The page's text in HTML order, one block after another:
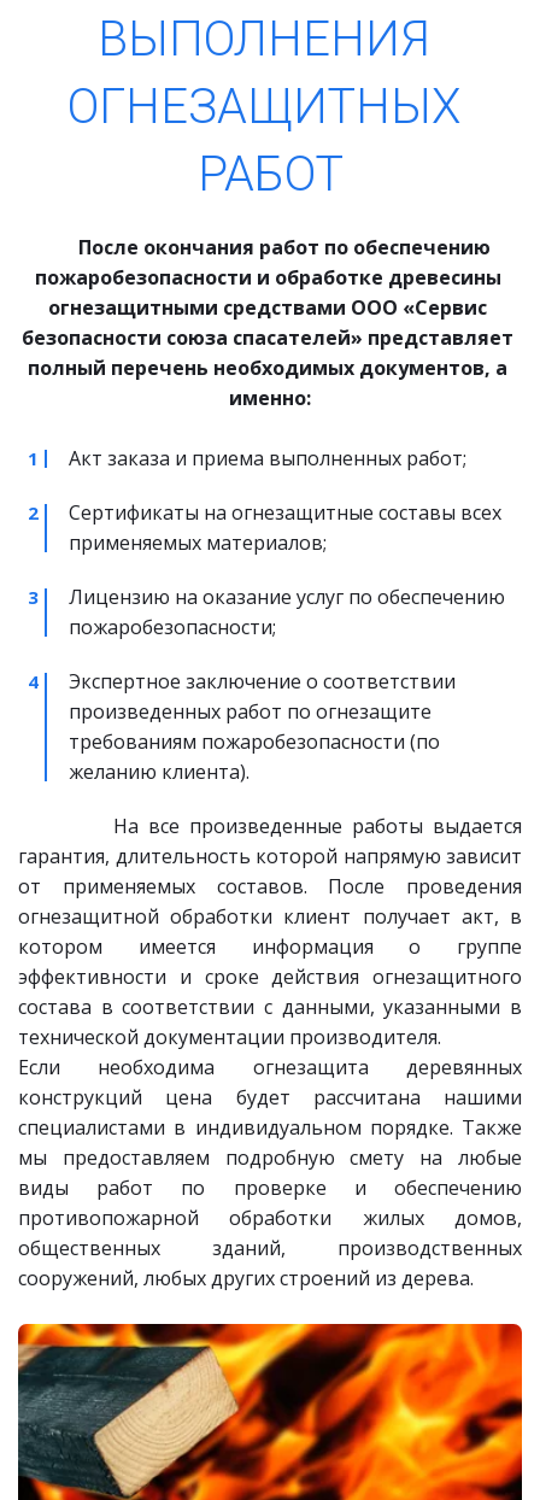
ВЫПОЛНЕНИЯ
ОГНЕЗАЩИТНЫХ
РАБОТ
После окончания работ по обеспечению
пожаробезопасности и обработке древесины
огнезащитными средствами ООО «Сервис
безопасности союза спасателей» представляет
полный перечень необходимых документов, а
именно:
Акт заказа и приема выполненных работ;
Сертификаты на огнезащитные составы всех
применяемых материалов;
Лицензию на оказание услуг по обеспечению
пожаробезопасности;
Экспертное заключение о соответствии
произведенных работ по огнезащите
требованиям пожаробезопасности (по
желанию клиента).
На все произведенные работы выдается
гарантия, длительность которой напрямую зависит
от применяемых составов. После проведения
огнезащитной обработки клиент получает акт, в
котором имеется информация о группе
эффективности и сроке действия огнезащитного
состава в соответствии с данными, указанными в
технической документации производителя.
Если необходима огнезащита деревянных
конструкций цена будет рассчитана нашими
специалистами в индивидуальном порядке. Также
мы предоставляем подробную смету на любые
виды работ по проверке и обеспечению
противопожарной обработки жилых домов,
общественных зданий, производственных
сооружений, любых других строений из дерева.